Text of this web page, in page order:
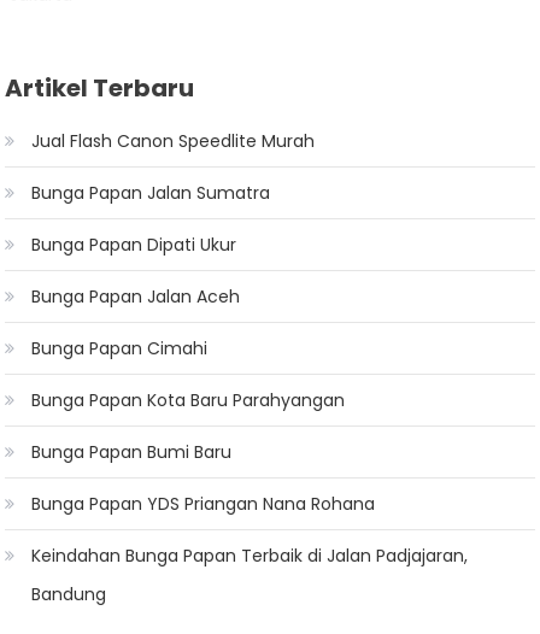
Artikel Terbaru
Jual Flash Canon Speedlite Murah
Bunga Papan Jalan Sumatra
Bunga Papan Dipati Ukur
Bunga Papan Jalan Aceh
Bunga Papan Cimahi
Bunga Papan Kota Baru Parahyangan
Bunga Papan Bumi Baru
Bunga Papan YDS Priangan Nana Rohana
Keindahan Bunga Papan Terbaik di Jalan Padjajaran,
Bandung